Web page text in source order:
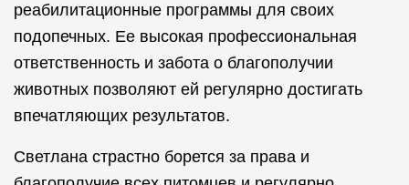
реабилитационные программы для своих
подопечных. Ее высокая профессиональная
ответственность и забота о благополучии
животных позволяют ей регулярно достигать
впечатляющих результатов.
Светлана страстно борется за права и